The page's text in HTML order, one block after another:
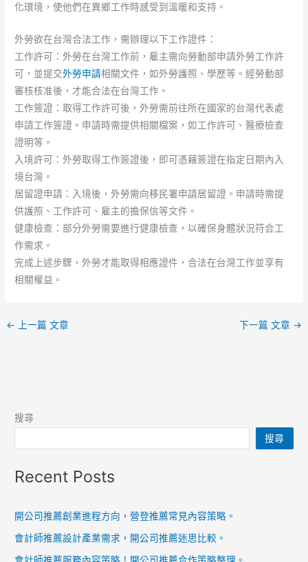
化環境，使他們在異鄉工作時感受到溫暖和支持。
外勞欲在台灣合法工作，需辦理以下工作證件：
工作許可：外勞在台灣工作前，雇主需向勞動部申請外勞工作許
可，並提交外勞申請相關文件，如外勞護照、學歷等。經勞動部
審核核准後，才能合法在台灣工作。
工作簽證：取得工作許可後，外勞需前往所在國家的台灣代表處
申請工作簽證。申請時需提供相關檔案，如工作許可、醫療檢查
證明等。
入境許可：外勞取得工作簽證後，即可憑藉簽證在指定日期內入
境台灣。
居留證申請：入境後，外勞需向移民署申請居留證。申請時需提
供護照、工作許可、雇主的擔保信等文件。
健康檢查：部分外勞需要進行健康檢查，以確保身體狀況符合工
作需求。
完成上述步驟，外勞才能取得相應證件，合法在台灣工作並享有
相關權益。
← 上一篇 文章 下一篇 文章 →
搜尋
搜尋
Recent Posts
開公司推薦創業進程方向，營登推薦常見內容策略。
會計師推薦設計產業需求，開公司推薦迷思比較。